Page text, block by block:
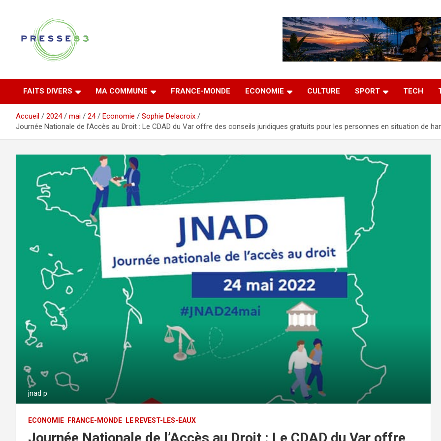
Presse 83
FAITS DIVERS MA COMMUNE FRANCE-MONDE ECONOMIE CULTURE SPORT TECH
Accueil 2024 mai 24 Economie
Sophie Delacroix
Journée Nationale de l’Accès au Droit : Le CDAD du Var offre des conseils juridiques gratuits pour les personnes en situation de
jnad p
ECONOMIE FRANCE-MONDE LE REVEST-LES-EAUX